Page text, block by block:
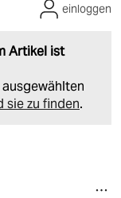
Artikel ist
sie zu finden.
einloggen